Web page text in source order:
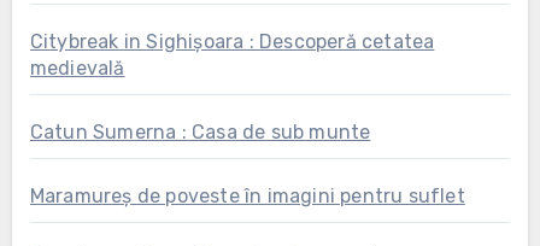
Citybreak in Sighișoara : Descoperă cetatea
medievală
Catun Sumerna : Casa de sub munte
Maramureș de poveste în imagini pentru suflet